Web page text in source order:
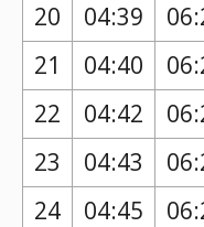
20
04:39
21
04:40
22
04:42
23
04:43
24
04:45